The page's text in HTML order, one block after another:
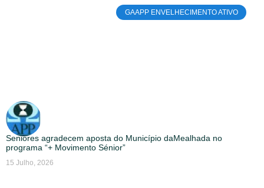
GAAPP ENVELHECIMENTO ATIVO
Seniores agradecem aposta do Município daMealhada no
programa “+ Movimento Sénior”
15 Julho, 2026